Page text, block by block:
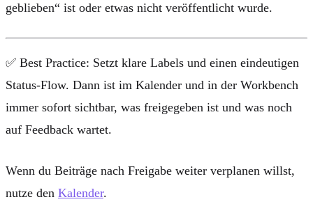
geblieben“ ist oder etwas nicht veröffentlicht wurde.
✅ Best Practice: Setzt klare Labels und einen eindeutigen
Status-Flow. Dann ist im Kalender und in der Workbench
immer sofort sichtbar, was freigegeben ist und was noch
auf Feedback wartet.
Wenn du Beiträge nach Freigabe weiter verplanen willst,
nutze den Kalender.